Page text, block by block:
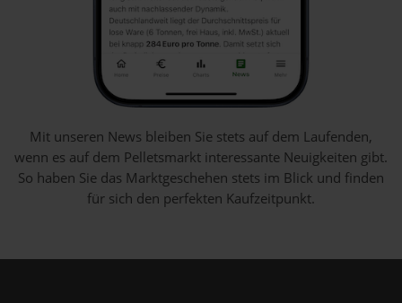
Mit unseren News bleiben Sie stets auf dem Laufenden,
wenn es auf dem Pelletsmarkt interessante Neuigkeiten gibt.
So haben Sie das Marktgeschehen stets im Blick und finden
für sich den perfekten Kaufzeitpunkt.